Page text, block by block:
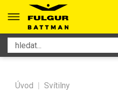
Úvod | Svítilny